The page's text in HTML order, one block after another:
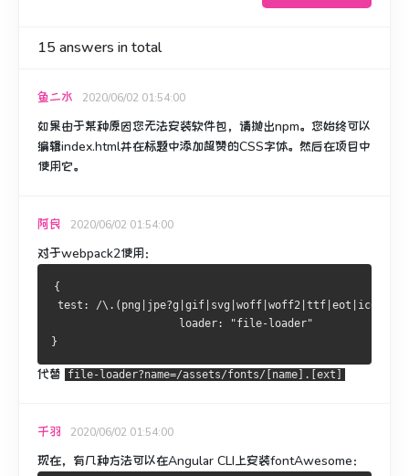
15answers in total
鱼二水 2020/06/02 01:54:00
如果由于某种原因您无法安装软件包，请抛出npm。 您始终可以
编辑index.html并在标题中添加超赞的CSS字体。 然后在项目中
使用它。
阿良 2020/06/02 01:54:00
对于webpack2使用：
{
test: /
                    loader: "file-loader"
}
代替 file-loader?name=/assets/fonts/[name].[ext]
千羽 2020/06/02 01:54:00
现在，有几种方法可以在Angular CLI上安装fontAwesome：